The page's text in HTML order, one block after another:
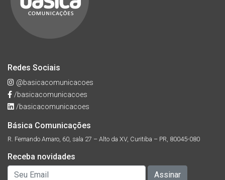
Redes Sociais
@basicacomunicacoes
/basicacomunicacoes
/basicacomunicacoes
Básica Comunicações
R. Fernando Amaro, 60, sala 27 – Alto da XV, Curitiba – PR, 80045-080
Receba novidades